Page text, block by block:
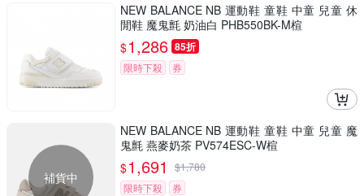
NEW BALANCE NB 運動鞋 童鞋 中童 兒童 休
閒鞋 魔鬼氈 奶油白 PHB550BK-M楦
$1,286 85折
限時下殺 券
補貨中
NEW BALANCE NB 運動鞋 童鞋 中童 兒童 魔
鬼氈 燕麥奶茶 PV574ESC-W楦
$1,691 $1,780
限時下殺
券